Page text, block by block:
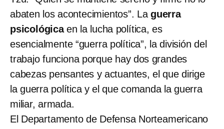
abaten los acontecimientos”. Laguerra
psicológicaen la lucha política, es
esencialmente “guerra política”, la división del
trabajo funciona porque hay dos grandes
cabezas pensantes y actuantes, el que dirige
la guerra política y el que comanda la guerra
miliar, armada.
El Departamento de Defensa Norteamericano